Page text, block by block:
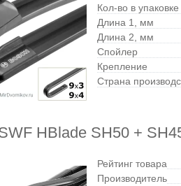
Кол-во в упаковке
Длина 1, мм
Длина 2, мм
Спойлер
Крепление
Страна
HBlade SH50 +
Рейтинг товара
Производитель